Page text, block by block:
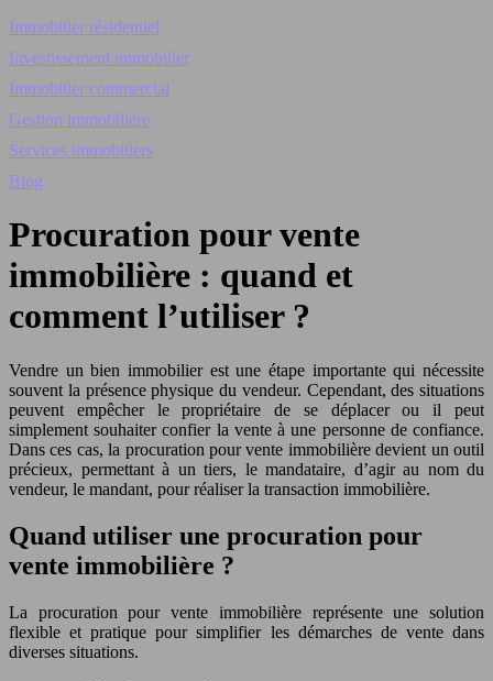
Immobilier résidentiel
Investissement immobilier
Immobilier commercial
Gestion immobilière
Services immobiliers
Blog
Procuration pour vente
immobilière : quand et
comment l’utiliser ?
Vendre un bien immobilier est une étape importante qui nécessite
souvent la présence physique du vendeur. Cependant, des situations
peuvent empêcher le propriétaire de se déplacer ou il peut
simplement souhaiter confier la vente à une personne de confiance.
Dans ces cas, la procuration pour vente immobilière devient un outil
précieux, permettant à un tiers, le mandataire, d’agir au nom du
vendeur, le mandant, pour réaliser la transaction immobilière.
Quand utiliser une procuration pour
vente immobilière ?
La procuration pour vente immobilière représente une solution
flexible et pratique pour simplifier les démarches de vente dans
diverses situations.